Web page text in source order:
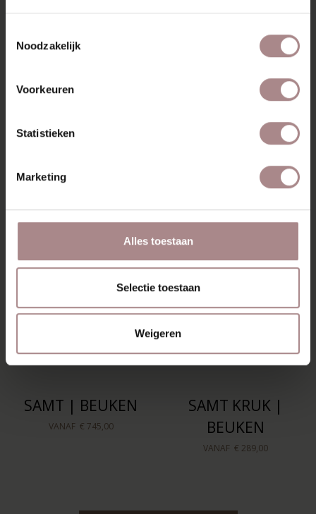
Noodzakelijk
Voorkeuren
Statistieken
Marketing
Alles toestaan
Selectie toestaan
Weigeren
VERPAKKING & MONTAGE
KLEURSTAAL BESTELLEN
ZAKELIJK
MISSCHIEN VIND JE DIT
SAMT | BEUKEN
VANAF € 745,00
SAMT KRUK |
BEUKEN
VANAF € 289,00